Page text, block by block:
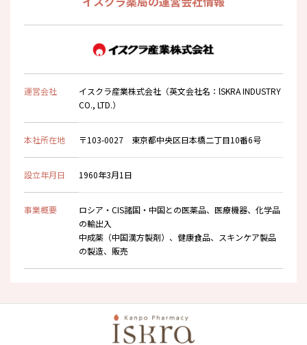
運営会社
イスクラ産業株式会社（英文会社名：lSKRA INDUSTRY
CO., LTD.）
本社所在地 〒103-0027 東京都中央区日本橋二丁目10番6号
設立年月日 1960年3月1日
事業概要
ロシア・CIS諸国・中国との医薬品、医療機器、化学品
の輸出入
中成薬（中国漢方製剤）、健康食品、スキンケア製品
の製造、販売